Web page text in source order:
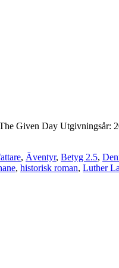
Given Day
, Äventyr, Betyg 2.5,
, historisk roman, Luther